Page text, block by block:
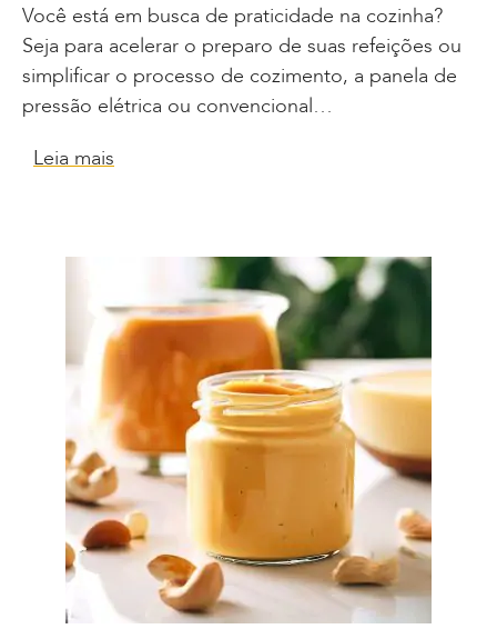
Você está em busca de praticidade na cozinha?
Seja para acelerar o preparo de suas refeições ou
simplificar o processo de cozimento, a panela de
pressão elétrica ou convencional…
Leia mais